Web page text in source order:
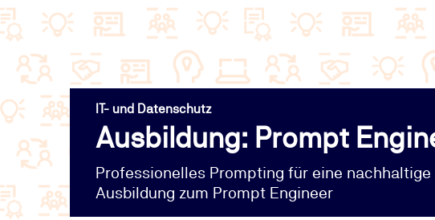
IT- und Datenschutz
Ausbildung: Prompt
Professionelles Prompting für eine
Ausbildung zum Prompt Engineer